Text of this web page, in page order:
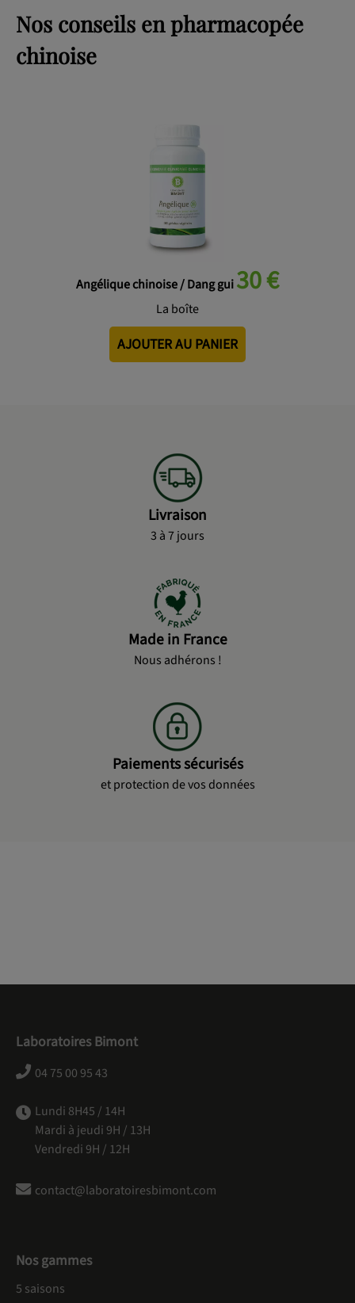
Nos conseils en pharmacopée
chinoise
Angélique chinoise / Dang gui30 €
La boîte
AJOUTER AU PANIER
Livraison
3 à 7 jours
Made in France
Nous adhérons !
Paiements sécurisés
et protection de vos données
Laboratoires Bimont
04 75 00 95 43
Lundi 8H45 / 14H
Mardi à jeudi 9H / 13H
Vendredi 9H / 12H
contact@laboratoiresbimont.com
Nos gammes
5 saisons